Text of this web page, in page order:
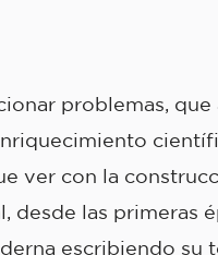
problemas,
ver con la
desde las primeras
escribiendo su